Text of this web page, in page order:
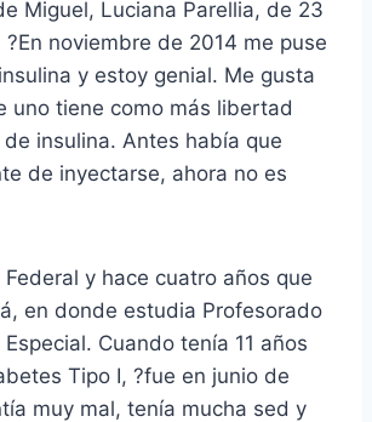
Miguel, Luciana Parellia, de 23
?En noviembre de 2014 me puse
y estoy genial. Me gusta
uno tiene como más libertad
insulina. Antes había que
de inyectarse, ahora no es
y hace cuatro años que
en donde estudia Profesorado
Cuando tenía 11 años
Tipo I, ?fue en junio de
muy mal, tenía mucha sed y